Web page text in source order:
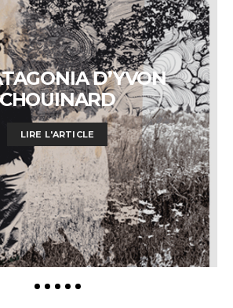
D’YVON
LIRE L'ARTICLE